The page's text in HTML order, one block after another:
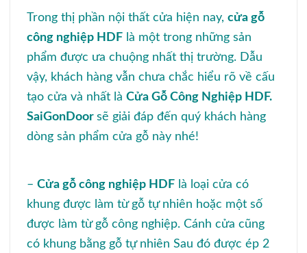
Trong thị phần nội thất cửa hiện nay, cửa gỗ
công nghiệp HDF là một trong những sản
phẩm được ưa chuộng nhất thị trường. Dẫu
vậy, khách hàng vẫn chưa chắc hiểu rõ về cấu
tạo cửa và nhất là Cửa Gỗ Công Nghiệp HDF.
SaiGonDoor sẽ giải đáp đến quý khách hàng
dòng sản phẩm cửa gỗ này nhé!
– Cửa gỗ công nghiệp HDF là loại cửa có
khung được làm từ gỗ tự nhiên hoặc một số
được làm từ gỗ công nghiệp. Cánh cửa cũng
có khung bằng gỗ tự nhiên Sau đó được ép 2